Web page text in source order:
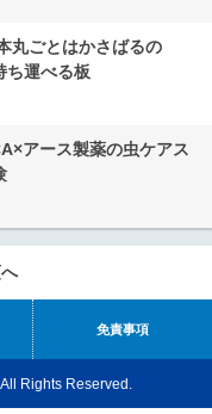
丸ごとはかさばるの
ち運べる板
アース製薬の虫ケアス
免責事項
Rights Reserved.